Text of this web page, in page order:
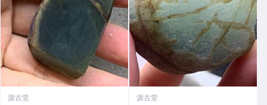
源古堂 源古堂